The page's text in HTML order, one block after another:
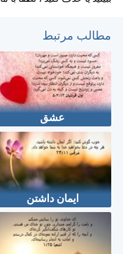
مطالب مرتبط
عشق
ایمان داشتن